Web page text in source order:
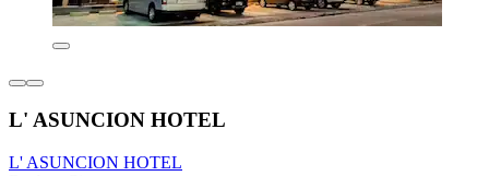
L' ASUNCION HOTEL
L' ASUNCION HOTEL